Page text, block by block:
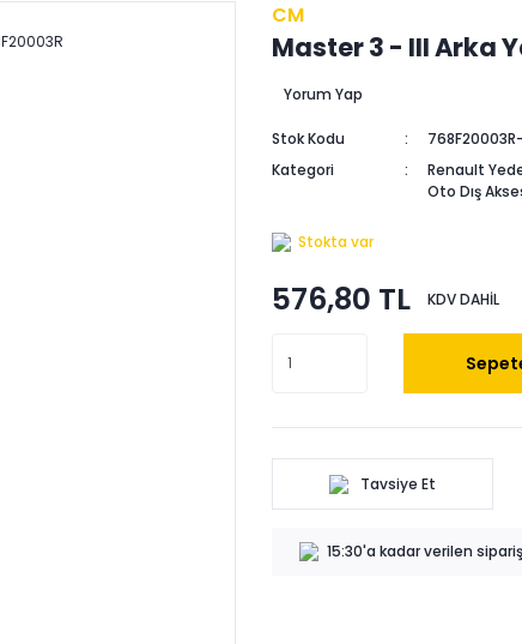
CM
Master 3 - III Arka
Yorum Yap
Stok Kodu
Kategori
Renault
Oto Dış
Stokta var
576,80 TL KDV DAHİL
Tavsiye Et
15:30'a kadar verilen